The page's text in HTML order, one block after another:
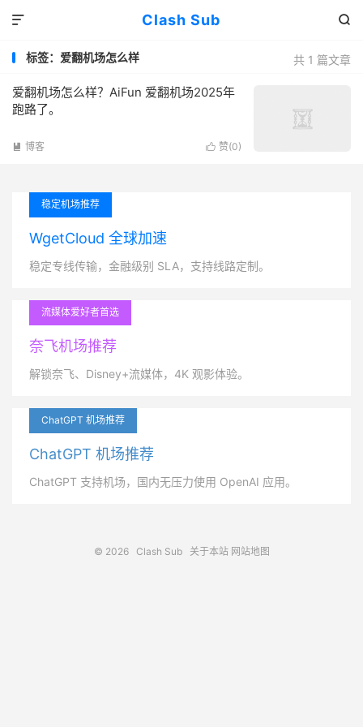
Clash Sub 

共 1 篇文章
标签：爱翻机场怎么样
爱翻机场怎么样？AiFun 爱翻机场2025年
跑路了。
 赞(0)
 博客
稳定机场推荐
WgetCloud 全球加速
稳定专线传输，金融级别 SLA，支持线路定制。
流媒体爱好者首选
奈飞机场推荐
解锁奈飞、Disney+流媒体，4K 观影体验。
ChatGPT 机场推荐
ChatGPT 机场推荐
ChatGPT 支持机场，国内无压力使用 OpenAI 应用。
© 2026 Clash Sub 关于本站 网站地图